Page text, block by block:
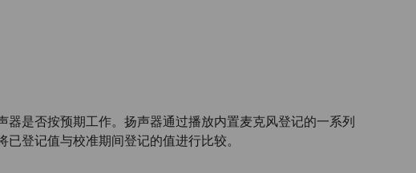
是否按预期工作。扬声器通过播放内置麦克风登记的一系列
登记值与校准期间登记的值进行比较。